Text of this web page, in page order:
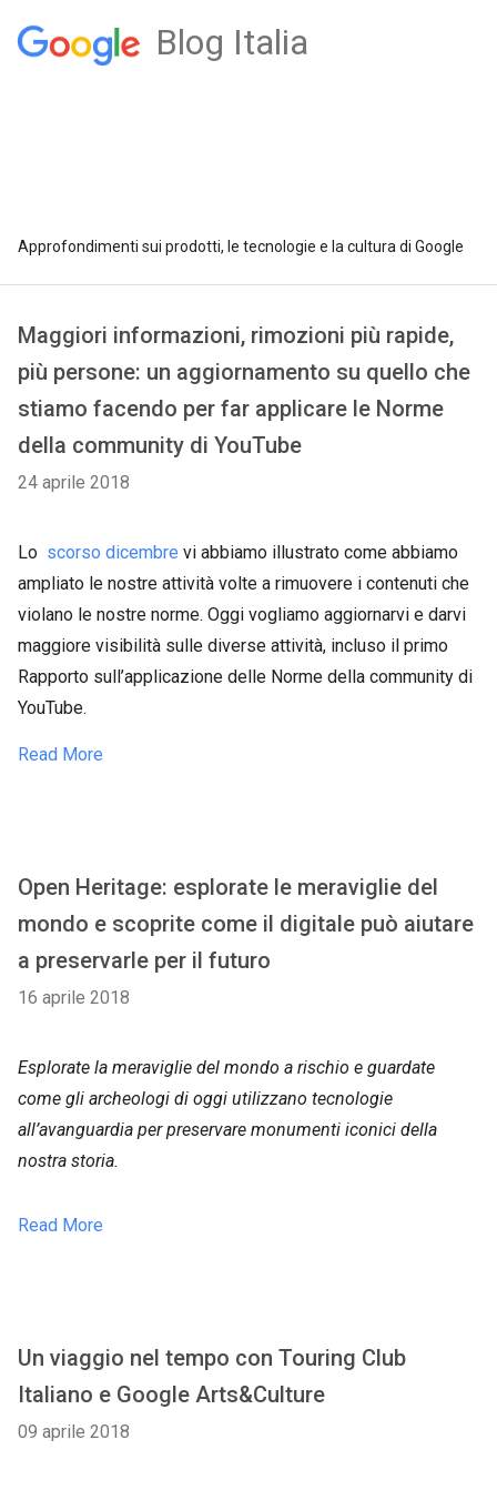
Blog Italia
Approfondimenti sui prodotti, le tecnologie e la cultura di Google
Maggiori informazioni, rimozioni più rapide,
più persone: un aggiornamento su quello che
stiamo facendo per far applicare le Norme
della community di YouTube
24 aprile 2018
Lo scorso dicembre vi abbiamo illustrato come abbiamo
ampliato le nostre attività volte a rimuovere i contenuti che
violano le nostre norme. Oggi vogliamo aggiornarvi e darvi
maggiore visibilità sulle diverse attività, incluso il primo
Rapporto sull’applicazione delle Norme della community di
YouTube.
Read More
Open Heritage: esplorate le meraviglie del
mondo e scoprite come il digitale può aiutare
a preservarle per il futuro
16 aprile 2018
Esplorate la meraviglie del mondo a rischio e guardate
come gli archeologi di oggi utilizzano tecnologie
all’avanguardia per preservare monumenti iconici della
nostra storia.
Read More
Un viaggio nel tempo con Touring Club
Italiano e Google Arts&Culture
09 aprile 2018